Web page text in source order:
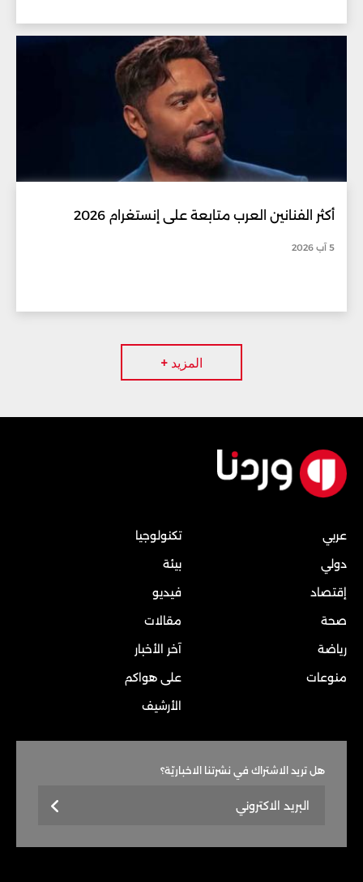
أكثر الفنانين العرب متابعة على إنستغرام 2026
5 آب 2026
المزيد +
عربي
دولي
إقتصاد
صحة
رياضة
منوعات
تكنولوجيا
بيئة
فيديو
مقالات
آخر الأخبار
على هواكم
الأرشيف
هل تريد الاشتراك في نشرتنا الاخباريّة؟